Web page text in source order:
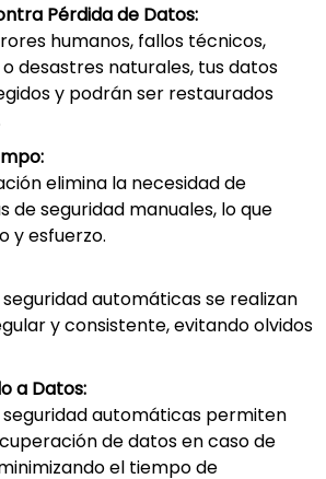
Pérdida de Datos:
humanos, fallos técnicos,
desastres naturales, tus datos
y podrán ser restaurados
elimina la necesidad de
de seguridad manuales, lo que
y esfuerzo.
seguridad automáticas se realizan
y consistente, evitando olvidos
a Datos:
seguridad automáticas permiten
de datos en caso de
el tiempo de